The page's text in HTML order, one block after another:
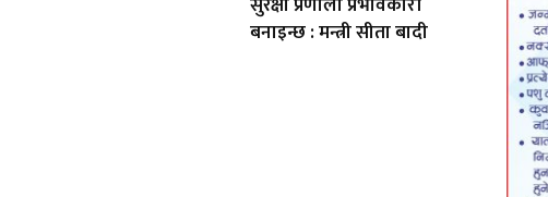
बनाइन्छ : मन्त्री सीता बादी